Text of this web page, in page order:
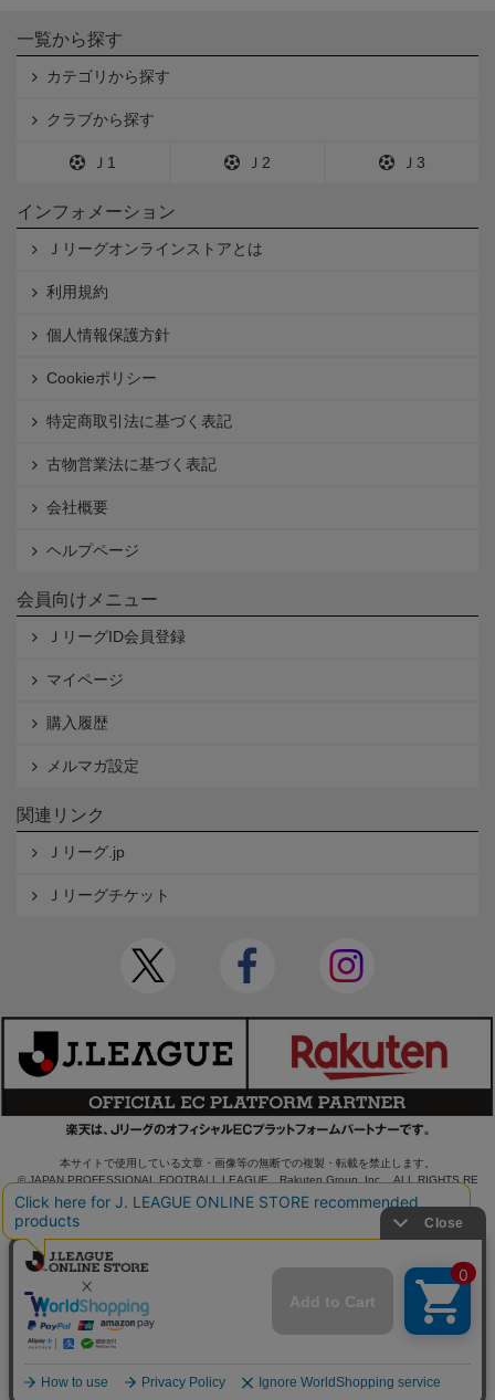
一覧から探す
カテゴリから探す
クラブから探す
Ｊ1 Ｊ2 Ｊ3
インフォメーション
Ｊリーグオンラインストアとは
利用規約
個人情報保護方針
Cookieポリシー
特定商取引法に基づく表記
古物営業法に基づく表記
会社概要
ヘルプページ
会員向けメニュー
ＪリーグID会員登録
マイページ
購入履歴
メルマガ設定
関連リンク
Ｊリーグ.jp
Ｊリーグチケット
本サイトで使用している文章・画像等の無断での複製・転載を禁止します。
© JAPAN PROFESSIONAL FOOTBALL LEAGUE Rakuten Group, Inc. ALL RIGHTS RE
SERVED.